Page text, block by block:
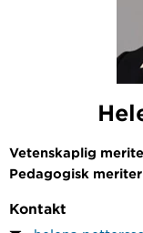
Vetenskaplig
Pedagogisk
Kontakt